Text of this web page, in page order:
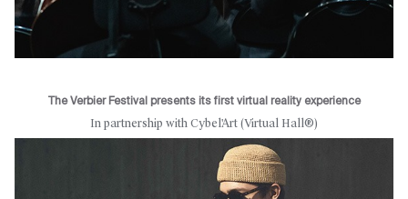
The Verbier Festival presents its first virtual reality experience
In partnership with Cybel'Art (Virtual Hall®)